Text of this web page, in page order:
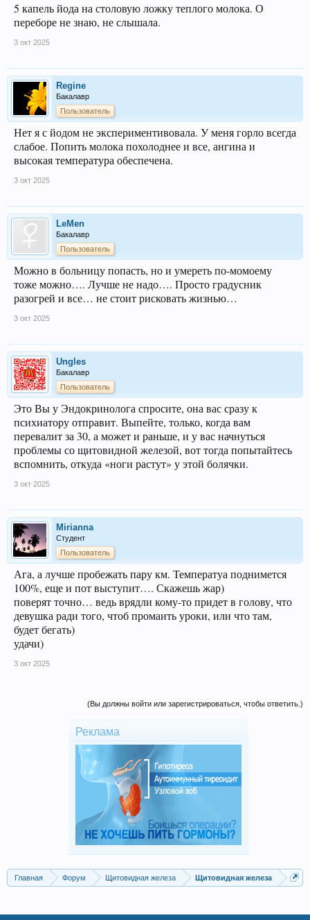
5 капель йода на столовую ложку теплого молока. О
переборе не знаю, не слышала.
3 окт 2025
Regine
Бакалавр
Пользователь
Нет я с йодом не экспериментивовала. У меня горло всегда
слабое. Попить молока похолоднее и все, ангина и
высокая температура обеспечена.
3 окт 2025
LeMen
Бакалавр
Пользователь
Можно в больницу попасть, но и умереть по-момоему
тоже можно…. Лучше не надо…. Просто градусник
разогрей и все… не стоит рисковать жизнью…
3 окт 2025
Ungles
Бакалавр
Пользователь
Это Вы у Эндокринолога спросите, она вас сразу к
психиатору отправит. Выпейте, только, когда вам
перевалит за 30, а может и раньше, и у вас начнуться
проблемы со щитовидной железой, вот тогда попытайтесь
вспомнить, откуда «ноги растут» у этой болячки.
3 окт 2025
Mirianna
Студент
Пользователь
Ага, а лучше пробежать пару км. Температуа поднимется
100%, еще и пот выступит…. Скажешь жар)
поверят точно… ведь врядли кому-то придет в голову, что
девушка ради того, чтоб промаить уроки, или что там,
будет бегать)
удачи)
3 окт 2025
(Вы должны войти или зарегистрироваться, чтобы ответить.)
Реклама
Главная Форум Щитовидная железа Щитовидная железа